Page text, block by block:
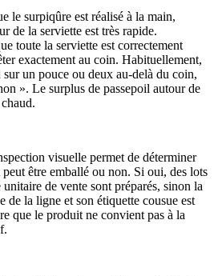
le surpiqûre est réalisé à la main,
de la serviette est très rapide.
toute la serviette est correctement
exactement au coin. Habituellement,
un pouce ou deux au-delà du coin,
». Le surplus de passepoil autour de
visuelle permet de déterminer
être emballé ou non. Si oui, des lots
de vente sont préparés, sinon la
de la ligne et son étiquette cousue est
que le produit ne convient pas à la